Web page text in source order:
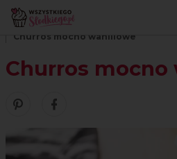
Strona główna
Churros mocno waniliowe
Churros
Zobacz nasze piny w
Udostępnij ten